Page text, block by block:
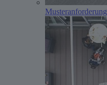
Musteranforderung